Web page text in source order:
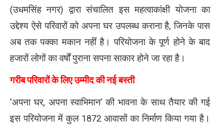
(उधमसिंह नगर) द्वारा संचालित इस महत्वाकांक्षी योजना का
उद्देश्य ऐसे परिवारों को अपना घर उपलब्ध कराना है, जिनके पास
अब तक पक्का मकान नहीं है। परियोजना के पूर्ण होने के बाद
हजारों लोगों का वर्षों पुराना सपना साकार होने जा रहा है।
गरीब परिवारों के लिए उम्मीद की नई बस्ती
‘अपना घर, अपना स्वाभिमान’ की भावना के साथ तैयार की गई
इस परियोजना में कुल 1872 आवासों का निर्माण किया गया है।